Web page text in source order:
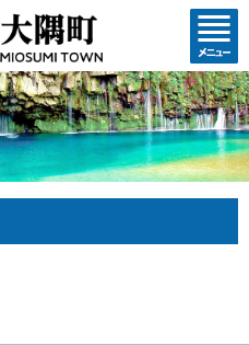
コンテ
ンツメ
ニュー